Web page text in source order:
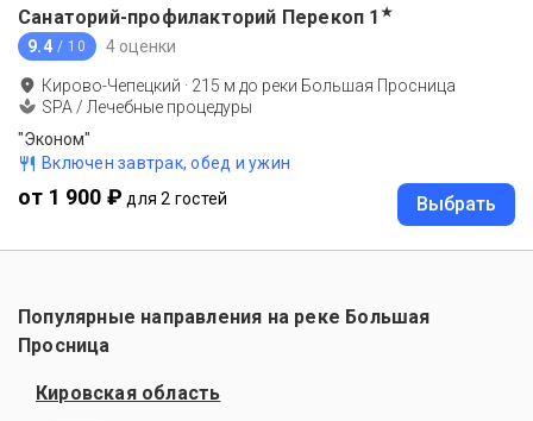
Санаторий-профилакторий Перекоп 1 ★
9.4 / 10 4 оценки
Кирово-Чепецкий · 215 м до реки Большая Просница
SPA / Лечебные процедуры
"Эконом"
Включен завтрак, обед и ужин
от 1 900 ₽ для 2 гостей Выбрать
Популярные направления на реке Большая
Просница
Кировская область